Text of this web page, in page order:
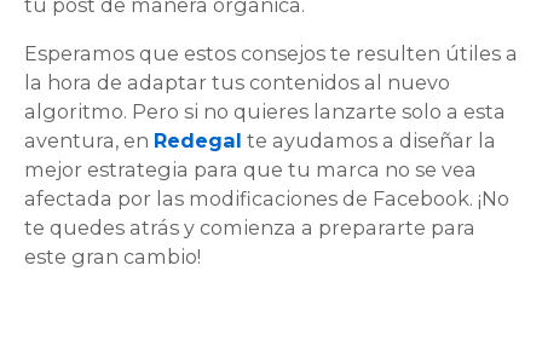
tu post de manera orgánica.
Esperamos que estos consejos te resulten útiles a
la hora de adaptar tus contenidos al nuevo
algoritmo. Pero si no quieres lanzarte solo a esta
aventura, en Redegal te ayudamos a diseñar la
mejor estrategia para que tu marca no se vea
afectada por las modificaciones de Facebook. ¡No
te quedes atrás y comienza a prepararte para
este gran cambio!